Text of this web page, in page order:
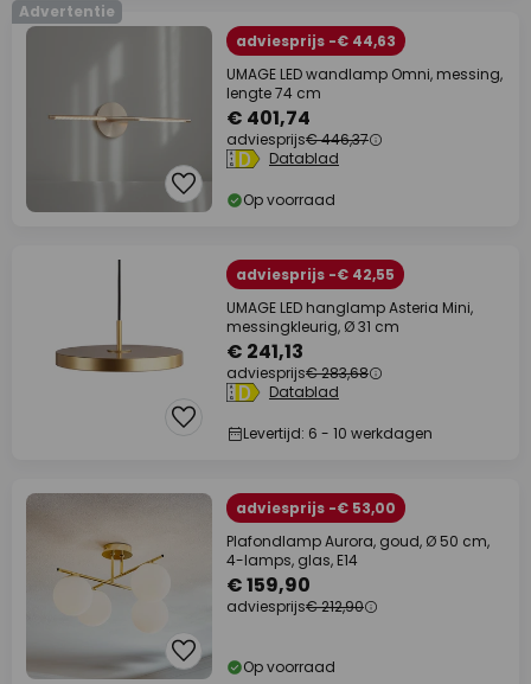
Advertentie
adviesprijs -€ 44,63
UMAGE LED wandlamp Omni, messing,
lengte 74 cm
€ 401,74
adviesprijs€ 446,37
Datablad
Op voorraad
adviesprijs -€ 42,55
UMAGE LED hanglamp Asteria Mini,
messingkleurig, Ø 31 cm
€ 241,13
adviesprijs€ 283,68
Datablad
Levertijd: 6 - 10 werkdagen
adviesprijs -€ 53,00
Plafondlamp Aurora, goud, Ø 50 cm,
4-lamps, glas, E14
€ 159,90
adviesprijs€ 212,90
Op voorraad